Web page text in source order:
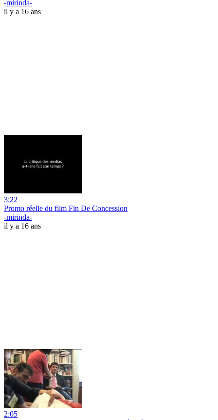
-mirinda-
il y a 16 ans
3:22
Promo réelle du film Fin De Concession
-mirinda-
il y a 16 ans
2:05